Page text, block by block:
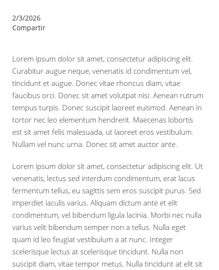
2/3/2026
Compartir
Lorem ipsum dolor sit amet, consectetur adipiscing elit.
Curabitur augue neque, venenatis id condimentum vel,
tincidunt et augue. Donec vitae rhoncus diam, vitae
faucibus orci. Donec sit amet volutpat nisi. Aenean rutrum
tempus turpis. Donec suscipit laoreet euismod. Aenean in
tortor nec leo elementum hendrerit. Maecenas lobortis
est sit amet felis malesuada, ut laoreet eros vestibulum.
Nullam vel nunc urna. Donec sit amet auctor ante.
Lorem ipsum dolor sit amet, consectetur adipiscing elit. Ut
venenatis, lectus sed interdum condimentum, erat lacus
fermentum tellus, eu sagittis sem eros suscipit purus. Sed
imperdiet iaculis varius. Aliquam dictum ante et elit
condimentum, vel bibendum ligula lacinia. Morbi nec nulla
varius velit bibendum semper non a tellus. Nulla eget
quam id leo feugiat vestibulum a at nunc. Integer
scelerisque lectus at scelerisque tincidunt. Nulla non
suscipit diam, vitae tempor metus. Nulla tincidunt at elit sit